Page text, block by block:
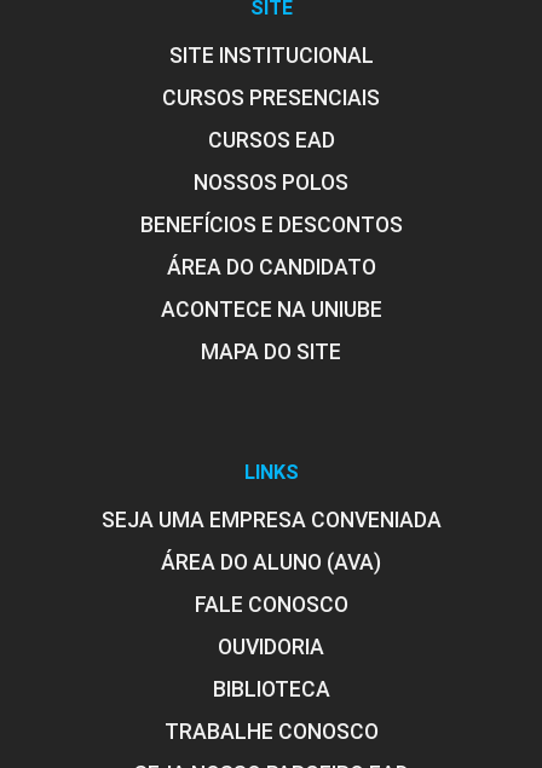
SITE
SITE INSTITUCIONAL
CURSOS PRESENCIAIS
CURSOS EAD
NOSSOS POLOS
BENEFÍCIOS E DESCONTOS
ÁREA DO CANDIDATO
ACONTECE NA UNIUBE
MAPA DO SITE
LINKS
SEJA UMA EMPRESA CONVENIADA
ÁREA DO ALUNO (AVA)
FALE CONOSCO
OUVIDORIA
BIBLIOTECA
TRABALHE CONOSCO